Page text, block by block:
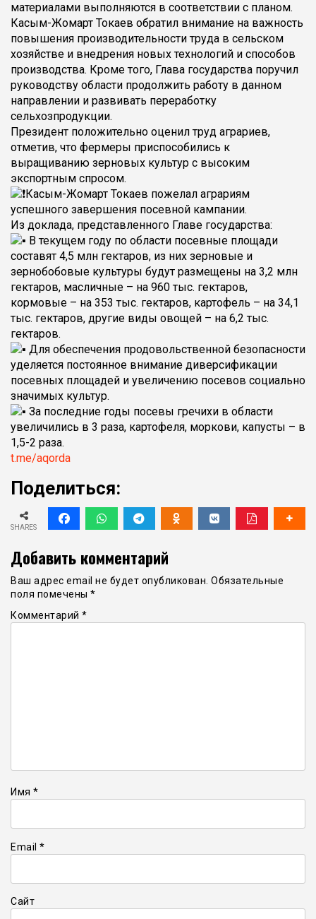
материалами выполняются в соответствии с планом.
Касым-Жомарт Токаев обратил внимание на важность
повышения производительности труда в сельском
хозяйстве и внедрения новых технологий и способов
производства. Кроме того, Глава государства поручил
руководству области продолжить работу в данном
направлении и развивать переработку
сельхозпродукции.
Президент положительно оценил труд аграриев,
отметив, что фермеры приспособились к
выращиванию зерновых культур с высоким
экспортным спросом.
Касым-Жомарт Токаев пожелал аграриям
успешного завершения посевной кампании.
Из доклада, представленного Главе государства:
В текущем году по области посевные площади
составят 4,5 млн гектаров, из них зерновые и
зернобобовые культуры будут размещены на 3,2 млн
гектаров, масличные – на 960 тыс. гектаров,
кормовые – на 353 тыс. гектаров, картофель – на 34,1
тыс. гектаров, другие виды овощей – на 6,2 тыс.
гектаров.
Для обеспечения продовольственной безопасности
уделяется постоянное внимание диверсификации
посевных площадей и увеличению посевов социально
значимых культур.
За последние годы посевы гречихи в области
увеличились в 3 раза, картофеля, моркови, капусты – в
1,5-2 раза.
t.me/aqordа
Поделиться:
SHARES
Добавить комментарий
Ваш адрес email не будет опубликован. Обязательные
поля помечены *
Комментарий *
Имя *
Email *
Сайт